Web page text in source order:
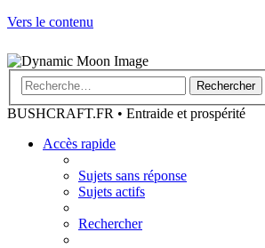
Vers le contenu
Rechercher
BUSHCRAFT.FR • Entraide et prospérité
Accès rapide
Sujets sans réponse
Sujets actifs
Rechercher